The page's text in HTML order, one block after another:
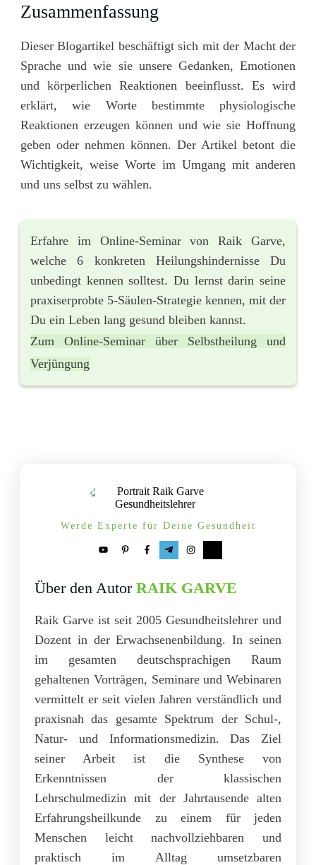
Zusammenfassung
Dieser Blogartikel beschäftigt sich mit der Macht der
Sprache und wie sie unsere Gedanken, Emotionen
und körperlichen Reaktionen beeinflusst. Es wird
erklärt, wie Worte bestimmte physiologische
Reaktionen erzeugen können und wie sie Hoffnung
geben oder nehmen können. Der Artikel betont die
Wichtigkeit, weise Worte im Umgang mit anderen
und uns selbst zu wählen.
Erfahre im Online-Seminar von Raik Garve,
welche 6 konkreten Heilungshindernisse Du
unbedingt kennen solltest. Du lernst darin seine
praxiserprobte 5-Säulen-Strategie kennen, mit der
Du ein Leben lang gesund bleiben kannst.
Zum Online-Seminar über Selbstheilung und
Verjüngung
Über den Autor RAIK GARVE
Raik Garve ist seit 2005 Gesundheitslehrer und
Dozent in der Erwachsenenbildung. In seinen
im gesamten deutschsprachigen Raum
gehaltenen Vorträgen, Seminare und Webinaren
vermittelt er seit vielen Jahren verständlich und
praxisnah das gesamte Spektrum der Schul-,
Natur- und Informationsmedizin. Das Ziel
seiner Arbeit ist die Synthese von
Erkenntnissen der klassischen
Lehrschulmedizin mit der Jahrtausende alten
Erfahrungsheilkunde zu einem für jeden
Menschen leicht nachvollziehbaren und
praktisch im Alltag umsetzbaren
Werde Experte für Deine Gesundheit